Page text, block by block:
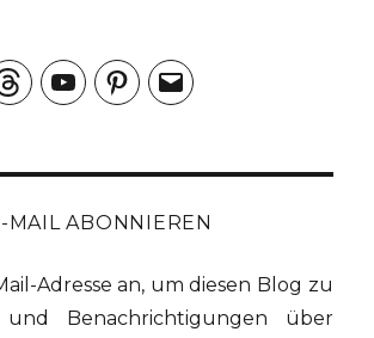
YouTubePinterest
E-
Mail
MAIL ABONNIEREN
Adresse an, um diesen Blog zu
und Benachrichtigungen über